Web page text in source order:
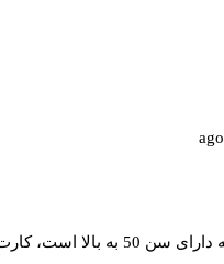
خیر، دیگر کسی از فردی که دارای سن 50 به بالا است، کارت